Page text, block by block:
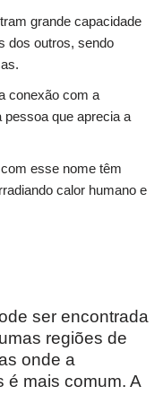
grande capacidade
dos outros, sendo
conexão com a
pessoa que aprecia a
esse nome têm
calor humano e
ser encontrada
regiões de
onde a
é mais comum. A